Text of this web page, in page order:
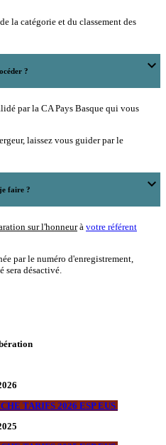
la catégorie et du classement des
? expand_more
par la CA Pays Basque qui vous
laissez vous guider par le
faire ? expand_more
sur l'honneurà votre référent
par le numéro d'enregistrement,
sera désactivé.
TARIFS 2026 ESP EUS